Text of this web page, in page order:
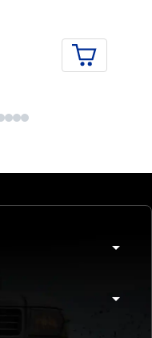
DO
arrow_drop_down
arrow_drop_down